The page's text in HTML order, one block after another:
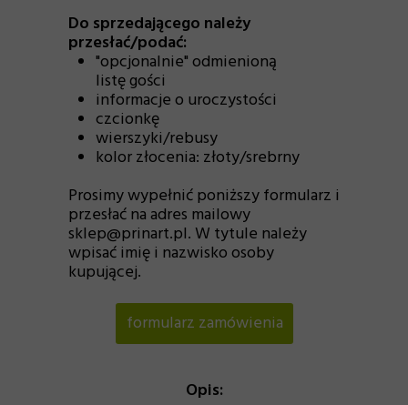
Opis:
formularz zamówienia
Do sprzedającego należy
przesłać/podać:
"opcjonalnie" odmienioną
listę gości
informacje o uroczystości
czcionkę
wierszyki/rebusy
kolor złocenia: złoty/srebrny
Prosimy wypełnić poniższy formularz i
przesłać na adres mailowy
sklep@prinart.pl. W tytule należy
wpisać imię i nazwisko osoby
kupującej.